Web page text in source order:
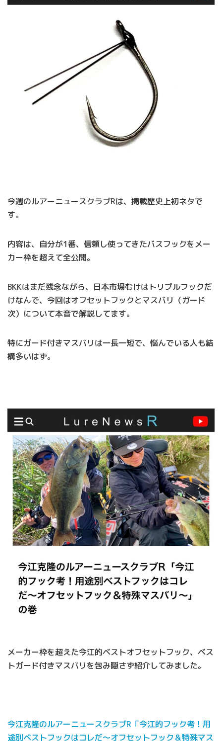
今週のルアーニュースクラブRは、掲載歴史上初ネタで
す。
内容は、自分が1番、信頼し使ってきたバスフックをメー
カー枠を超えて全公開。
BKKはまだ残念ながら、日本市場むけはトリプルフックだ
けなんで、今回はオフセットフックとマスバリ（ガード
次）について本音で解説してます。
特にガード付きマスバリは一長一短で、悩んでいる人も結
構多いはず。
メーカー枠を超えた今江的ベストオフセットフック、ベス
トガード付きマスバリを包み隠さず紹介してみました。
今江克隆のルアーニュースクラブR「今江的フック考！用
途別ベストフックはコレだ〜オフセットフック＆特殊マス